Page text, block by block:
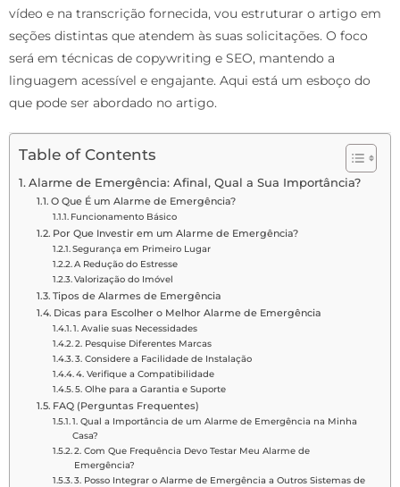
vídeo e na transcrição fornecida, vou estruturar o artigo em
seções distintas que atendem às suas solicitações. O foco
será em técnicas de copywriting e SEO, mantendo a
linguagem acessível e engajante. Aqui está um esboço do
que pode ser abordado no artigo.
Table of Contents
Alarme de Emergência: Afinal, Qual a Sua Importância?
O Que É um Alarme de Emergência?
Funcionamento Básico
Por Que Investir em um Alarme de Emergência?
Segurança em Primeiro Lugar
A Redução do Estresse
Valorização do Imóvel
Tipos de Alarmes de Emergência
Dicas para Escolher o Melhor Alarme de Emergência
1. Avalie suas Necessidades
2. Pesquise Diferentes Marcas
3. Considere a Facilidade de Instalação
4. Verifique a Compatibilidade
5. Olhe para a Garantia e Suporte
FAQ (Perguntas Frequentes)
1. Qual a Importância de um Alarme de Emergência na Minha
Casa?
2. Com Que Frequência Devo Testar Meu Alarme de
Emergência?
3. Posso Integrar o Alarme de Emergência a Outros Sistemas de